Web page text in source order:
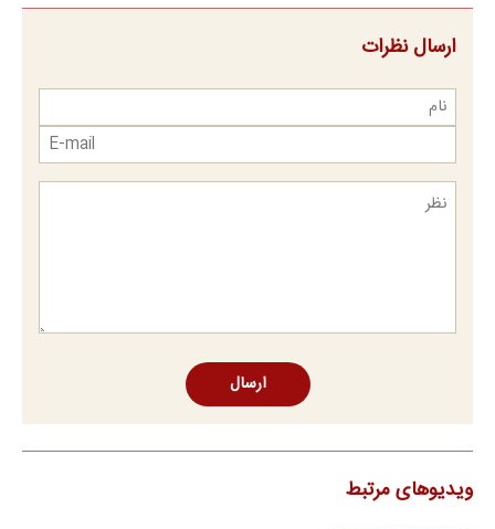
ارسال نظرات
ارسال
ویدیوهای مرتبط